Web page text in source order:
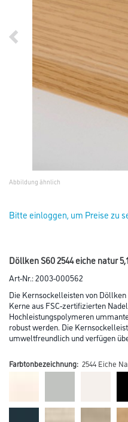
Abbildung ähnlich
Bitte einloggen, um Preise zu
Döllken S60 2544 eiche natur
Art-Nr.:2003-000562
Die Kernsockelleisten von
Kerne aus FSC-zertifizierten
Hochleistungspolymeren
robust werden. Die
umweltfreundlich und verfügen
Farbtonbezeichnung: 2544 Eiche